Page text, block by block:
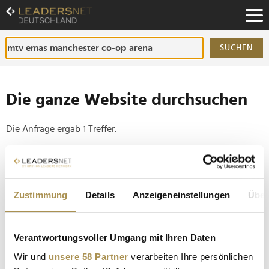
Zustimmung Details Anzeigeneinstellungen
Verantwortungsvoller Umgang mit Ihren Daten
Wir und unsere 58 Partner verarbeiten Ihre persönlichen
Zum
Inhalt
Zur
Fußzeilen-
Navigation
SUCHEN
Die ganze Website durchsuchen
Die Anfrage ergab 1 Treffer.
Tipp
Setzen Sie die gesuchten Wörter zwischen
Anführungszeichen: zb "Vorname Nachname".
Taylor Swift, Tyla, Ariana Grande und Eminem: Die
Abräumer der MTV EMAs 2024